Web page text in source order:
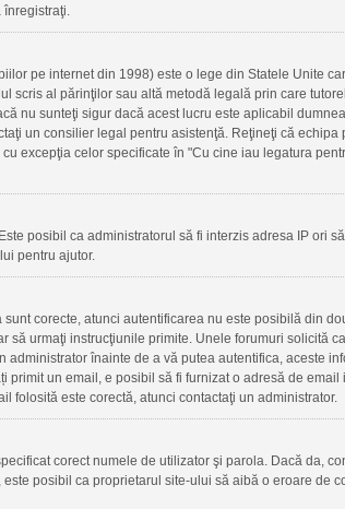
înregistraţi.
pe internet din 1998) este o lege din Statele Unite
scris al părinţilor sau altă metodă legală prin care
nu sunteţi sigur dacă acest lucru este aplicabil
un consilier legal pentru asistenţă. Reţineţi că echipa
excepţia celor specificate în "Cu cine iau legatura
posibil ca administratorul să fi interzis adresa IP ori
pentru ajutor.
corecte, atunci autentificarea nu este posibilă din
să urmaţi instrucţiunile primite. Unele forumuri solicită
înainte de a vă putea autentifica, aceste
un email, e posibil să fi furnizat o adresă de email
folosită este corectă, atunci contactaţi un administrator.
corect numele de utilizator şi parola. Dacă da,
posibil ca proprietarul site-ului să aibă o eroare de